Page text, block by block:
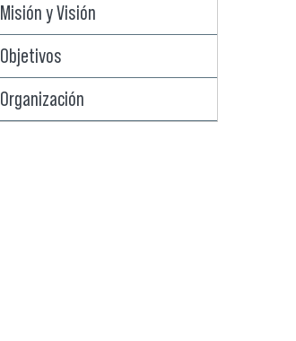
Misión y Visión
Objetivos
Organización